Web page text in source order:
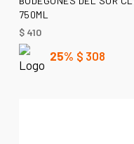
750ML
$410
25% $ 308